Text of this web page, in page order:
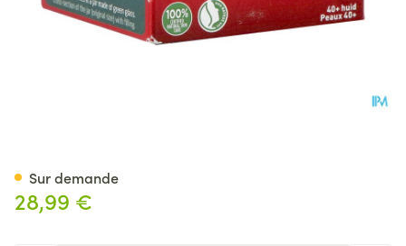
28,99 €
Sur demande